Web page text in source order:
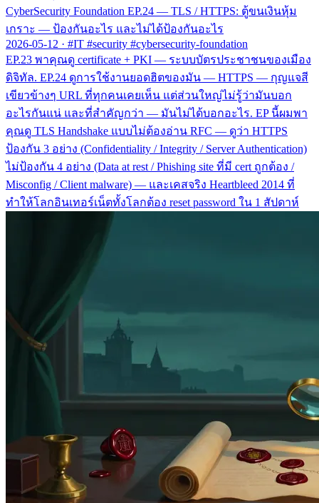
CyberSecurity Foundation EP.24 — TLS / HTTPS: ตู้ขนเงินหุ้ม
เกราะ — ป้องกันอะไร และไม่ได้ป้องกันอะไร
2026-05-12 · #IT #security #cybersecurity-foundation
EP.23 พาคุณดู certificate + PKI — ระบบบัตรประชาชนของเมือง
ดิจิทัล. EP.24 ดูการใช้งานยอดฮิตของมัน — HTTPS — กุญแจสี
เขียวข้างๆ URL ที่ทุกคนเคยเห็น แต่ส่วนใหญ่ไม่รู้ว่ามันบอก
อะไรกันแน่ และที่สำคัญกว่า — มันไม่ได้บอกอะไร. EP นี้ผมพา
คุณดู TLS Handshake แบบไม่ต้องอ่าน RFC — ดูว่า HTTPS
ป้องกัน 3 อย่าง (Confidentiality / Integrity / Server Authentication)
ไม่ป้องกัน 4 อย่าง (Data at rest / Phishing site ที่มี cert ถูกต้อง /
Misconfig / Client malware) — และเคสจริง Heartbleed 2014 ที่
ทำให้โลกอินเทอร์เน็ตทั้งโลกต้อง reset password ใน 1 สัปดาห์